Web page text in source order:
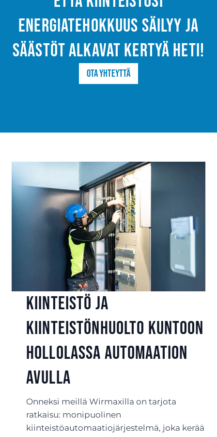
energiatehokkuus säilyy ja
säästöt alkavat kertyä heti!
Ota yhteyttä
Kiinteistö ja
kiinteistönhuolto kuntoon
Hollolassa automaation
avulla
Onneksi meillä Wirmaxilla on tarjota
ratkaisu: monipuolinen
kiinteistöautomaatiojärjestelmä, joka kerää